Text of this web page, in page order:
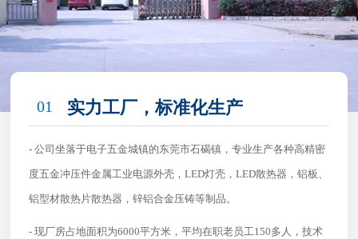
01 实力工厂，标准化生产
- 公司坐落于电子五金城镇的东莞市石碣镇，专业生产各种高精密
度五金冲压件金属工业电源外壳，LED灯壳，LED散热器，铝板、
铝型材散热片散热器，锌铝合金压铸等制品。
- 现厂房占地面积为6000平方米，平均在职老员工150多人，技术